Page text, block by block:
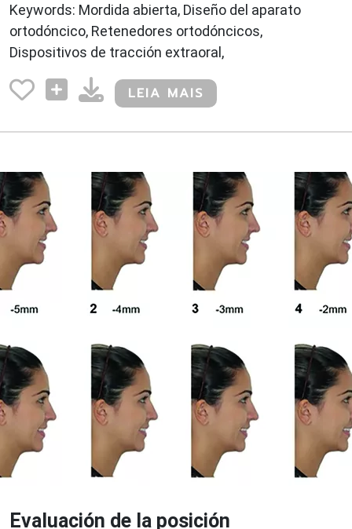
Keywords: Mordida abierta, Diseño del aparato
ortodóncico, Retenedores ortodóncicos,
Dispositivos de tracción extraoral,
LEIA MAIS
Evaluación de la posición